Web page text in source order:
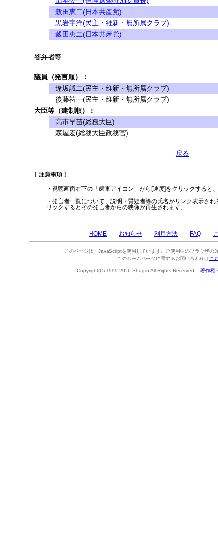
穀田恵二(日本共産党)
黒岩宇洋(民主・維新・無所属クラブ)
穀田恵二(日本共産党)
答弁者等
議員（発言順）：
逢坂誠二(民主・維新・無所属クラブ)
後藤祐一(民主・維新・無所属クラブ)
大臣等（建制順）：
高市早苗(総務大臣)
森屋宏(総務大臣政務官)
戻る
・視聴画面右下の「歯車アイコン」から[速度]をクリックすると
・発言者一覧について、説明・質疑者等の氏名がリンク表示さ
リックするとその発言者からの映像が再生されます。
HOME お知らせ 利用方法 FAQ
このページは、JavaScriptを使用しています。ご使用中のブラウザの
このホームページに関するお問い合わせは こ
Copyright(C) 1999-2026 Shugiin All Rights Reserved. 著作権